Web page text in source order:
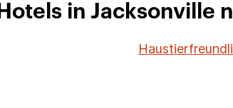
Hotels in Jacksonville